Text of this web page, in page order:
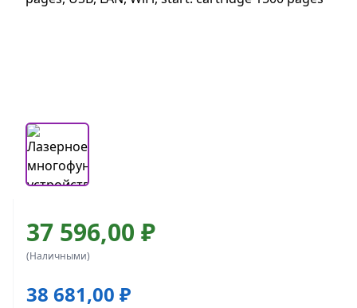
37 596,00 ₽
(Наличными)
38 681,00 ₽